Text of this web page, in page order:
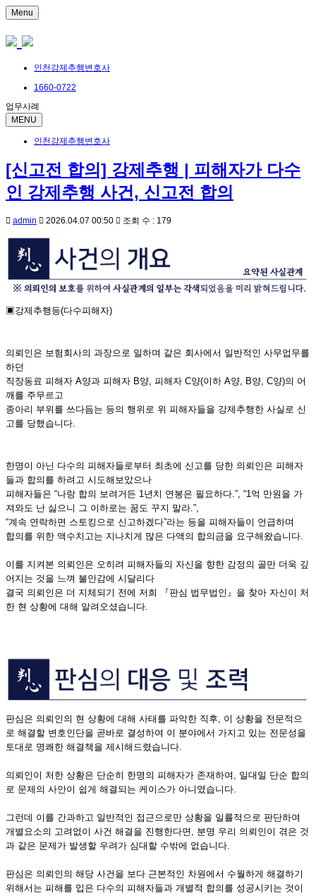
Menu
인천강제추행변호사
1660-0722
업무사례
MENU
인천강제추행변호사
[신고전 합의] 강제추행 | 피해자가 다수
인 강제추행 사건, 신고전 합의
admin 2026.04.07 00:50 조회 수 : 179
▣강제추행등(다수피해자)
의뢰인은 보험회사의 과장으로 일하며 같은 회사에서 일반적인 사무업무를
하던
직장동료 피해자 A양과 피해자 B양, 피해자 C양(이하 A양, B양, C양)의 어
깨를 주무르고
종아리 부위를 쓰다듬는 등의 행위로 위 피해자들을 강제추행한 사실로 신
고를 당했습니다.
한명이 아닌 다수의 피해자들로부터 최초에 신고를 당한 의뢰인은 피해자
들과 합의를 하려고 시도해보았으나
피해자들은 “나랑 합의 보려거든 1년치 연봉은 필요하다.”, “1억 만원을 가
져와도 난 싫으니 그 이하로는 꿈도 꾸지 말라.”,
“계속 연락하면 스토킹으로 신고하겠다”라는 등을 피해자들이 언급하며
합의를 위한 액수치고는 지나치게 많은 다액의 합의금을 요구해왔습니다.
이를 지켜본 의뢰인은 오히려 피해자들의 자신을 향한 감정의 골만 더욱 깊
어지는 것을 느껴 불안감에 시달리다
결국 의뢰인은 더 지체되기 전에 저희 『판심 법무법인』을 찾아 자신이 처
한 현 상황에 대해 알려오셨습니다.
판심은 의뢰인의 현 상황에 대해 사태를 파악한 직후, 이 상황을 전문적으
로 해결할 변호인단을 곧바로 결성하여 이 분야에서 가지고 있는 전문성을
토대로 명쾌한 해결책을 제시해드렸습니다.
의뢰인이 처한 상황은 단순히 한명의 피해자가 존재하여, 일대일 단순 합의
로 문제의 사안이 쉽게 해결되는 케이스가 아니였습니다.
그런데 이를 간과하고 일반적인 접근으로만 상황을 일률적으로 판단하여
개별요소의 고려없이 사건 해결을 진행한다면, 분명 우리 의뢰인이 겪은 것
과 같은 문제가 발생할 우려가 심대할 수밖에 없습니다.
판심은 의뢰인의 해당 사건을 보다 근본적인 차원에서 수월하게 해결하기
위해서는 피해를 입은 다수의 피해자들과 개별적 합의를 성공시키는 것이